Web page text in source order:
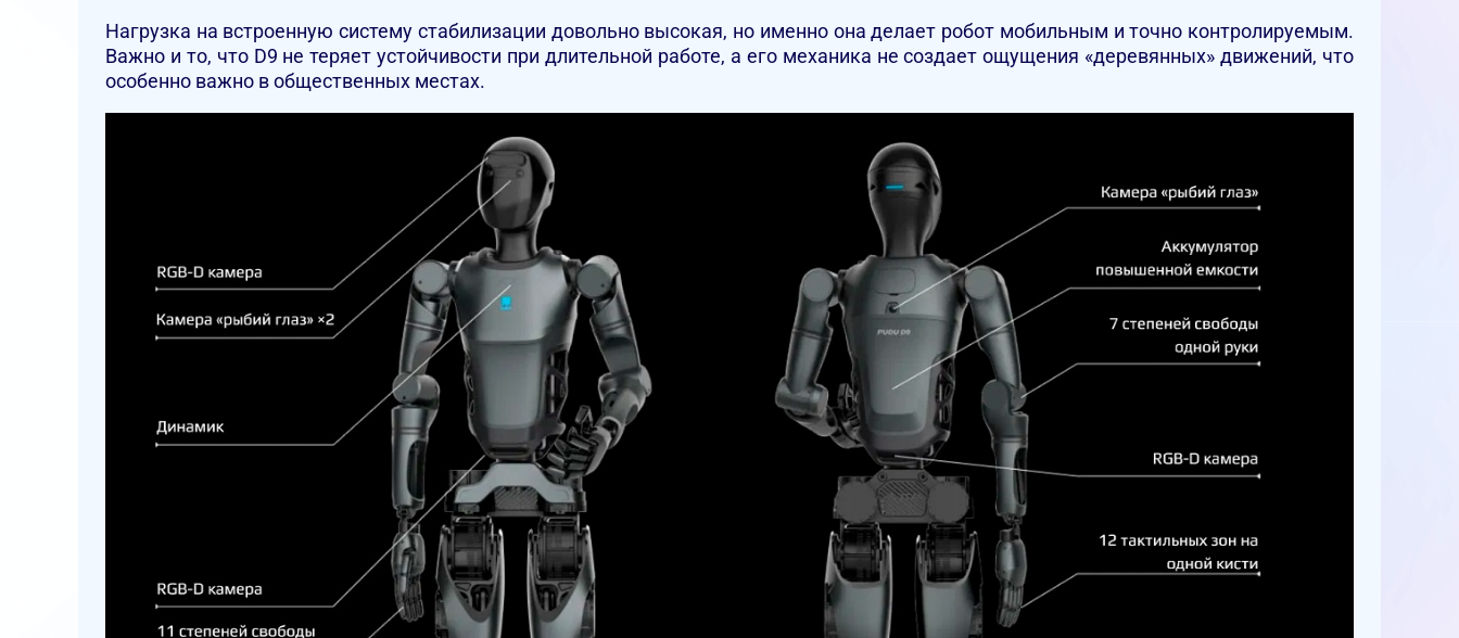
Нагрузка на встроенную систему стабилизации довольно высокая, но именно она делает робот мобильным и точно контролируемым.
Важно и то, что D9 не теряет устойчивости при длительной работе, а его механика не создает ощущения «деревянных» движений, что
особенно важно в общественных местах.